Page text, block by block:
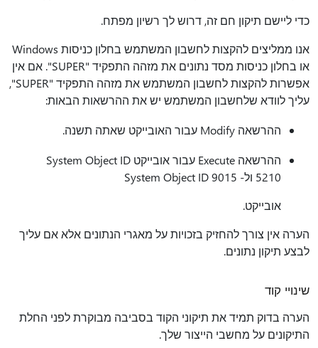
כדי ליישם תיקון חם זה, דרוש לך רשיון מפתח.
אנו ממליצים להקצות לחשבון המשתמש בחלון כניסות Windows
או בחלון כניסות מסד נתונים את מזהה התפקיד "SUPER". אם אין
אפשרות להקצות לחשבון המשתמש את מזהה התפקיד "SUPER",
עליך לוודא שלחשבון המשתמש יש את ההרשאות הבאות:
ההרשאה Modify עבור האובייקט שאתה תשנה.
ההרשאה Execute עבור אובייקט System Object ID
5210 ול- System Object ID 9015
אובייקט.
הערה אין צורך להחזיק בזכויות על מאגרי הנתונים אלא אם עליך
לבצע תיקון נתונים.
שינויי קוד
הערה בדוק תמיד את תיקוני הקוד בסביבה מבוקרת לפני החלת
התיקונים על מחשבי הייצור שלך.